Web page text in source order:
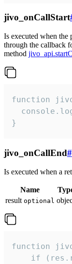
jivo_onCallStart
Is executed when the
through the callback
method
function
}
jivo_onCallEnd#
Is executed when a
Name
result optional
function
if